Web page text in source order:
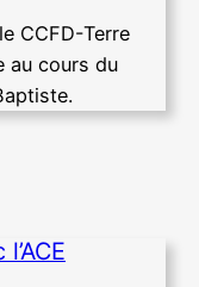
CCFD-Terre
au cours du